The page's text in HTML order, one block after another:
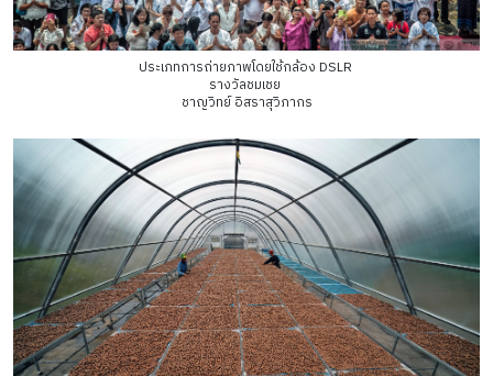
ประเภทการถ่ายภาพโดยใช้กล้อง DSLR
รางวัลชมเชย
ชาญวิทย์ อิสราสุวิภากร